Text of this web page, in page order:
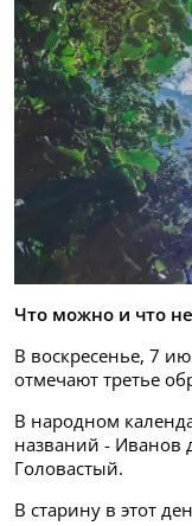
Что можно и что
В воскресенье, 7
отмечают третье
В народном
названий -
Головастый.
В старину в этот